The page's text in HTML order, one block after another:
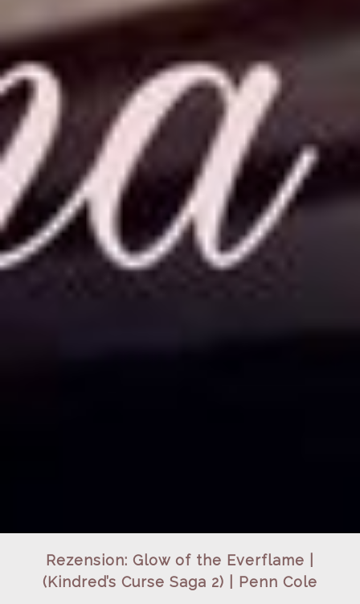
Rezension: Glow of the Everflame |
(Kindred’s Curse Saga 2) | Penn Cole